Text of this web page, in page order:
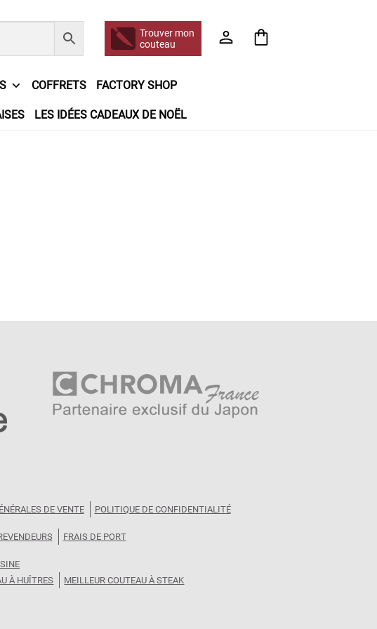
Trouver mon
couteau
COFFRETS FACTORY SHOP
LES IDÉES CADEAUX DE NOËL
DE VENTE POLITIQUE DE CONFIDENTIALITÉ
FRAIS DE PORT
À HUÎTRES MEILLEUR COUTEAU À STEAK